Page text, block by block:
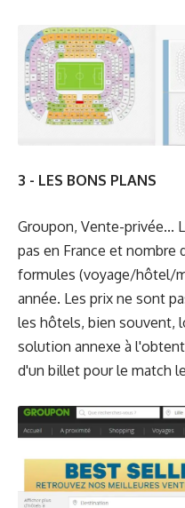
3 - LES BONS PLANS
Groupon, Vente-privée...
pas en France et nombre
formules (voyage/hôtel/
année. Les prix ne sont
les hôtels, bien souvent,
solution annexe à
d'un billet pour le match